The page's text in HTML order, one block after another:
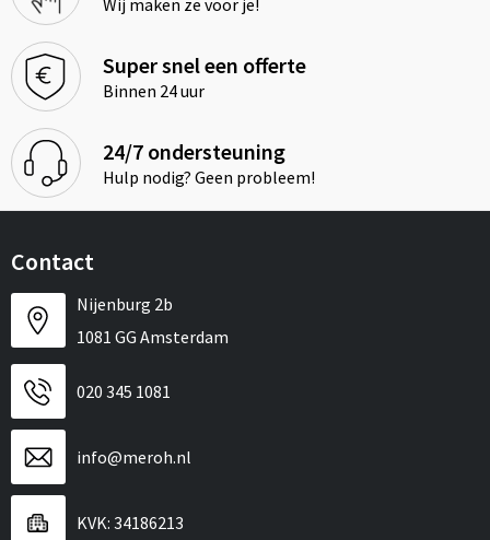
Wij maken ze voor je!
Super snel een offerte
Binnen 24 uur
24/7 ondersteuning
Hulp nodig? Geen probleem!
Contact
Nijenburg 2b
1081 GG Amsterdam
020 345 1081
info@meroh.nl
KVK: 34186213